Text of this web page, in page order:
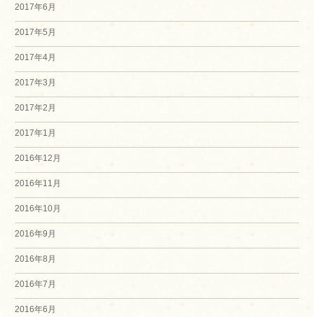
2017年6月
2017年5月
2017年4月
2017年3月
2017年2月
2017年1月
2016年12月
2016年11月
2016年10月
2016年9月
2016年8月
2016年7月
2016年6月